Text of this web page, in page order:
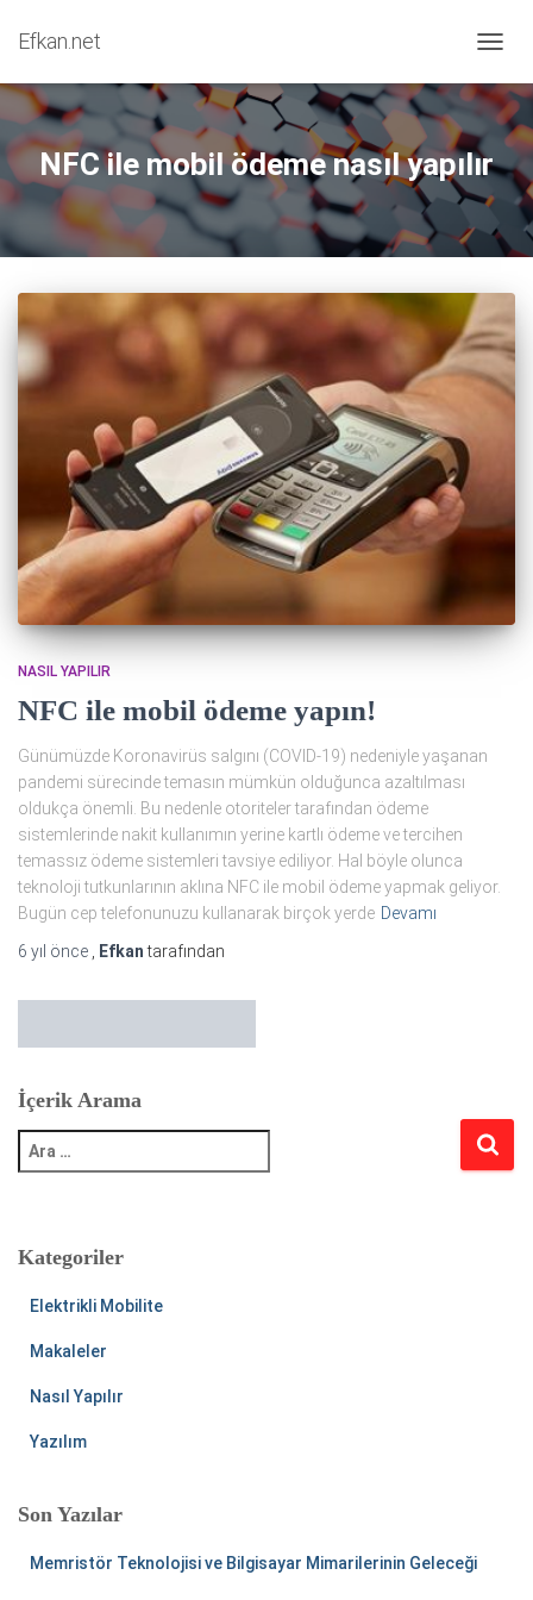
Efkan.net
NFC ile mobil ödeme nasıl yapılır
NASIL YAPILIR
NFC ile mobil ödeme yapın!
Günümüzde Koronavirüs salgını (COVID-19) nedeniyle yaşanan
pandemi sürecinde temasın mümkün olduğunca azaltılması
oldukça önemli. Bu nedenle otoriteler tarafından ödeme
sistemlerinde nakit kullanımın yerine kartlı ödeme ve tercihen
temassız ödeme sistemleri tavsiye ediliyor. Hal böyle olunca
teknoloji tutkunlarının aklına NFC ile mobil ödeme yapmak geliyor.
Bugün cep telefonunuzu kullanarak birçok yerde Devamı
6 yıl önce Efkantarafından
İçerik Arama
:Kategoriler
Elektrikli Mobilite
Makaleler
Nasıl Yapılır
Yazılım
Son Yazılar
Memristör Teknolojisi ve Bilgisayar Mimarilerinin Geleceği